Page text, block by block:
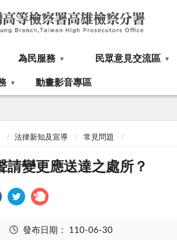
為民服務 民眾意見交流區
動畫影音專區
法律新知及宣導 常見問題
請變更應送達之處所？
發布日期： 110-06-30